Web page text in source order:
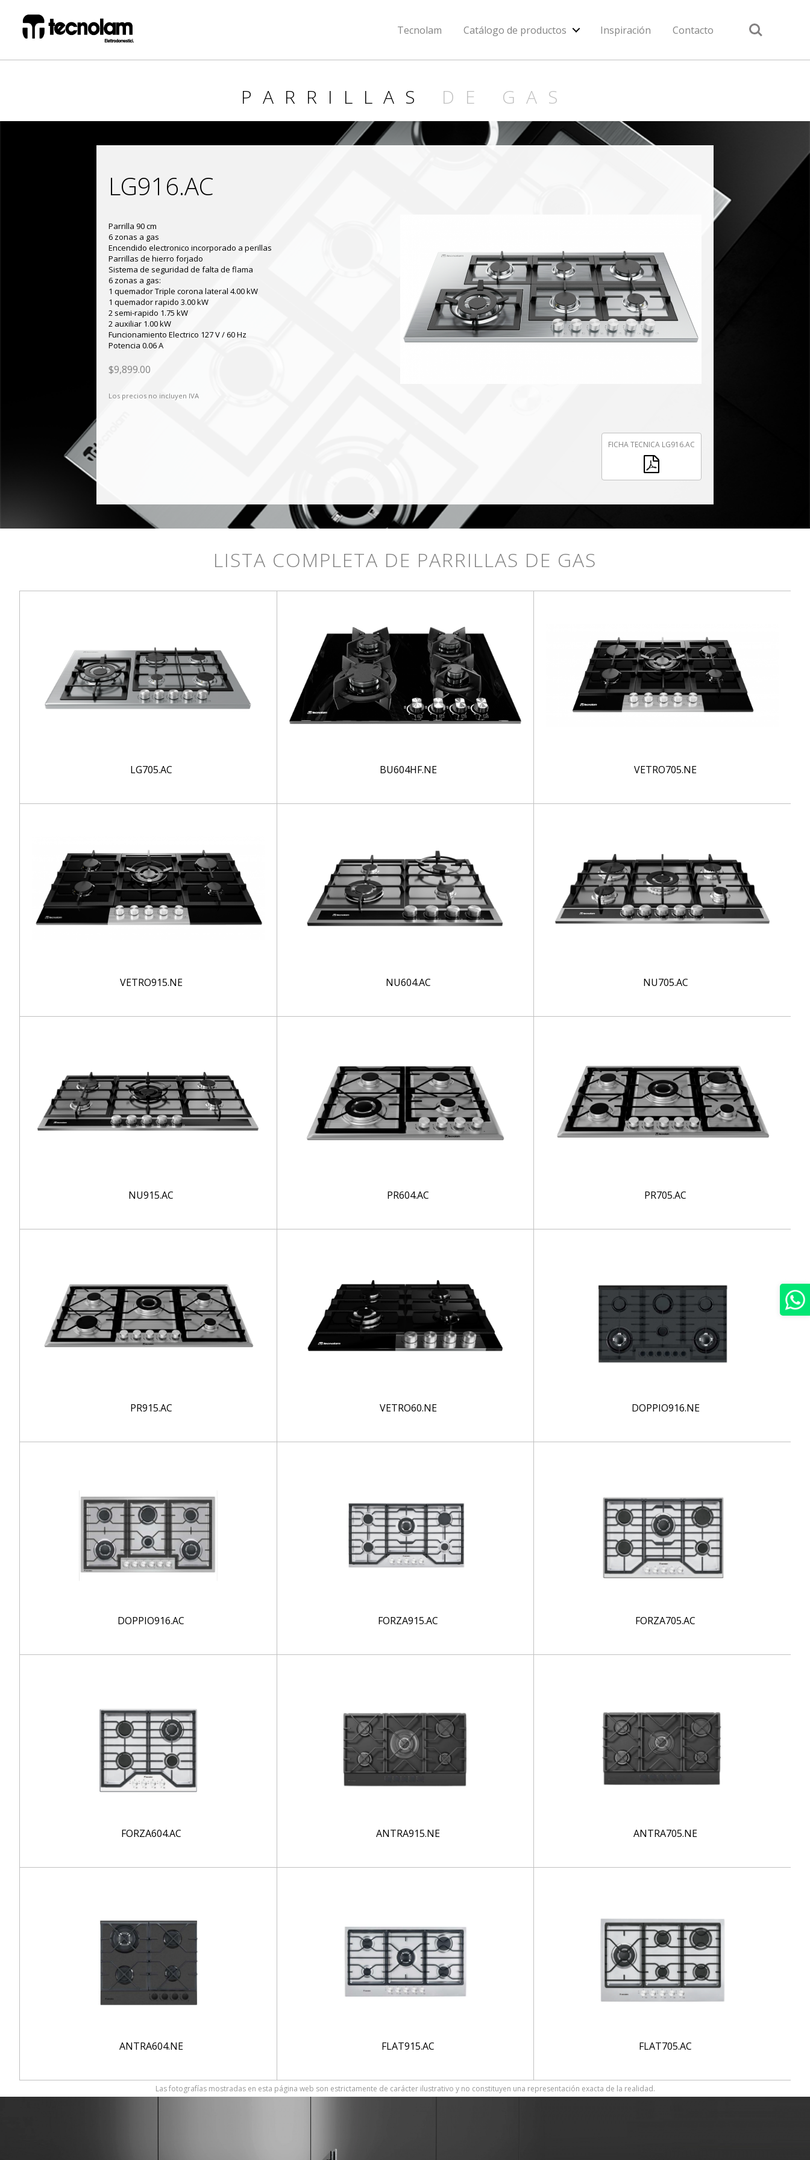
Tecnolam Catálogo de productos Inspiración Contacto Search
PARRILLAS DE GAS
LG916.AC
Parrilla 90 cm
6 zonas a gas
Encendido electronico incorporado a perillas
Parrillas de hierro forjado
Sistema de seguridad de falta de flama
6 zonas a gas:
1 quemador Triple corona lateral 4.00 kW
1 quemador rapido 3.00 kW
2 semi-rapido 1.75 kW
2 auxiliar 1.00 kW
Funcionamiento Electrico 127 V / 60 Hz
Potencia 0.06 A
$9,899.00
Los precios no incluyen IVA
FICHA TECNICA LG916.AC
LISTA COMPLETA DE PARRILLAS DE GAS
LG705.AC BU604HF.NE VETRO705.NE
VETRO915.NE NU604.AC NU705.AC
NU915.AC PR604.AC PR705.AC
PR915.AC VETRO60.NE DOPPIO916.NE
DOPPIO916.AC FORZA915.AC FORZA705.AC
FORZA604.AC ANTRA915.NE ANTRA705.NE
ANTRA604.NE FLAT915.AC FLAT705.AC
Las fotografías mostradas en esta página web son estrictamente de carácter ilustrativo y no constituyen una representación exacta de la realidad.